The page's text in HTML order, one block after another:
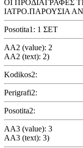
ΟΙ ΠΡΟΔΙΑΓΡΑΦΕΣ
ΙΑΤΡΟ.ΠΑΡΟΥΣΙΑ
Posotita1: 1 ΣΕΤ
AA2 (value): 2
AA2 (text): 2)
Kodikos2:
Perigrafi2:
Posotita2:
AA3 (value): 3
AA3 (text): 3)